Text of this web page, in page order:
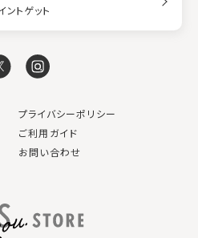
トゲット
プライバシーポリシー
ご利用ガイド
お問い合わせ